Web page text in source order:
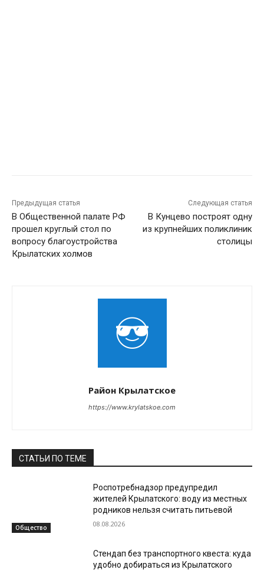
Предыдущая статья
В Общественной палате РФ
прошел круглый стол по
вопросу благоустройства
Крылатских холмов
Следующая статья
В Кунцево построят одну
из крупнейших поликлиник
столицы
Район Крылатское
https://www.krylatskoe.com
СТАТЬИ ПО ТЕМЕ
Общество
Роспотребнадзор предупредил
жителей Крылатского: воду из местных
родников нельзя считать питьевой
08.08.2026
Стендап без транспортного квеста: куда
удобно добираться из Крылатского